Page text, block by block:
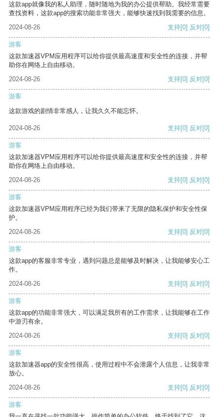
这款app就像我的私人助理，随时随地为我的办公提供帮助。我经常需要
查找资料，这款app的搜索功能非常强大，能够快速找到我需要的信息。
2024-08-26
支持[0] 反对[0]
游客
这款加速器VPM应用程序可以给你提供最高速度和安全性的连接，并帮
助你在网络上自由移动。
2024-08-26
支持[0] 反对[0]
游客
这款游戏的剧情非常感人，让我久久不能忘怀。
2024-08-26 支持[0] 反对[0]
游客
这款加速器VPM应用程序可以给你提供最高速度和安全性的连接，并帮
助你在网络上自由移动。
2024-08-26
支持[0] 反对[0]
游客
这款加速器VPM应用程序已经为我们带来了无限的隐私保护和安全性保
护。
2024-08-26
支持[0] 反对[0]
游客
这款app的客服非常专业，遇到问题总是能够及时解决，让我能够安心工
作。
2024-08-26
支持[0] 反对[0]
游客
这款app的功能非常强大，可以满足我所有的工作需求，让我能够在工作
中游刃有余。
2024-08-26
支持[0] 反对[0]
游客
这款加速器app的安全性很高，使用过程中不会泄露个人信息，让我非常
放心。
2024-08-26
支持[0] 反对[0]
游客